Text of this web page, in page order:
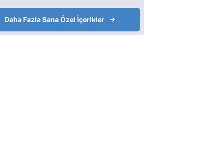
Daha Fazla Sana Özel İçerikler